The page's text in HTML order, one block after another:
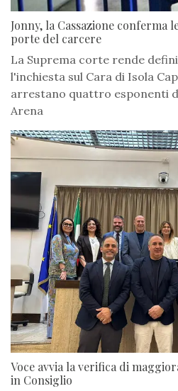
Jonny, la Cassazione conferma
porte del carcere
La Suprema corte rende
l'inchiesta sul Cara di Isola
arrestano quattro esponenti
Arena
Voce avvia la verifica di
in Consiglio